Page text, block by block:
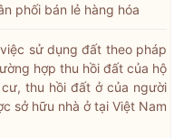
phối bán lẻ hàng hóa
sử dụng đất theo pháp
hợp thu hồi đất của hộ
thu hồi đất ở của người
sở hữu nhà ở tại Việt Nam